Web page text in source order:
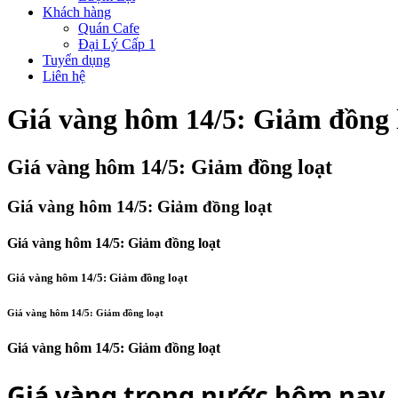
Khách hàng
Quán Cafe
Đại Lý Cấp 1
Tuyển dụng
Liên hệ
Giá vàng hôm 14/5: Giảm đồng
Giá vàng hôm 14/5: Giảm đồng loạt
Giá vàng hôm 14/5: Giảm đồng loạt
Giá vàng hôm 14/5: Giảm đồng loạt
Giá vàng hôm 14/5: Giảm đồng loạt
Giá vàng hôm 14/5: Giảm đồng loạt
Giá vàng hôm 14/5: Giảm đồng loạt